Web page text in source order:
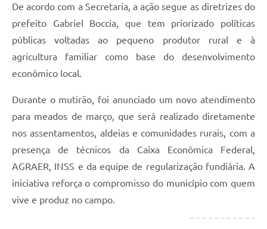
De acordo com a Secretaria, a ação segue as diretrizes do
prefeito Gabriel Boccia, que tem priorizado políticas
públicas voltadas ao pequeno produtor rural e à
agricultura familiar como base do desenvolvimento
econômico local.
Durante o mutirão, foi anunciado um novo atendimento
para meados de março, que será realizado diretamente
nos assentamentos, aldeias e comunidades rurais, com a
presença de técnicos da Caixa Econômica Federal,
AGRAER, INSS e da equipe de regularização fundiária. A
iniciativa reforça o compromisso do município com quem
vive e produz no campo.